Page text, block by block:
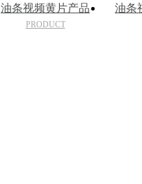
油条视频黄片产品
PRODUCT
油条